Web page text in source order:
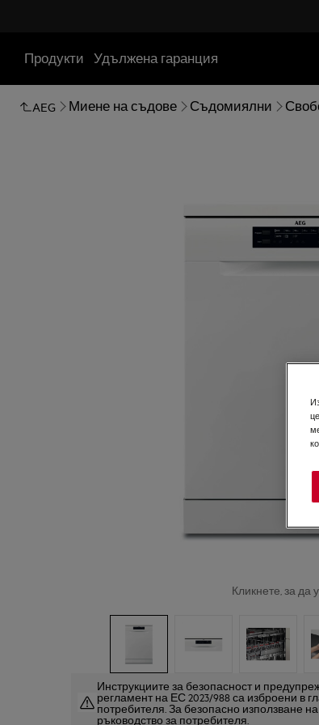
Продукти Удължена гаранция
AEG Миене на съдове Съдомиялни
Кликнете, за да
Инструкциите за безопасност и
регламент на ЕС 2023/988 са изброени в
потребителя. За безопасно използване
ръководство за потребителя.